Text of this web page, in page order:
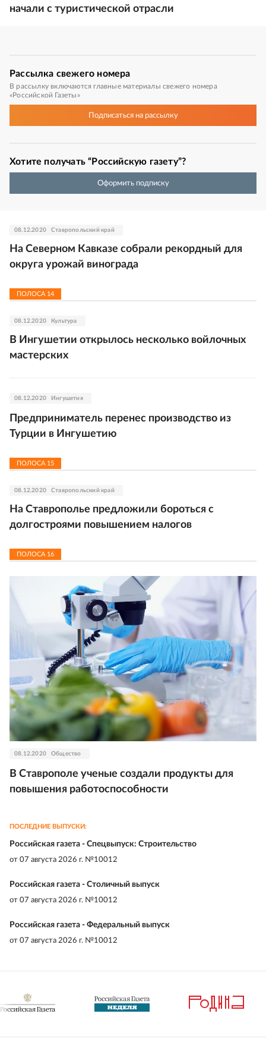
начали с туристической отрасли
Рассылка свежего номера
В рассылку включаются главные материалы свежего номера
«Российской Газеты»
Подписатьсяна рассылку
Хотите получать “Российскую газету”?
Оформить подписку
08.12.2020 Ставропольский край
На Северном Кавказе собрали рекордный для
округа урожай винограда
ПОЛОСА 14
08.12.2020 Культура
В Ингушетии открылось несколько войлочных
мастерских
08.12.2020 Ингушетия
Предприниматель перенес производство из
Турции в Ингушетию
ПОЛОСА 15
08.12.2020 Ставропольский край
На Ставрополье предложили бороться с
долгостроями повышением налогов
ПОЛОСА 16
08.12.2020 Общество
В Ставрополе ученые создали продукты для
повышения работоспособности
ПОСЛЕДНИЕ ВЫПУСКИ:
Российская газета - Спецвыпуск: Строительство
от 07 августа 2026 г. №10012
Российская газета - Столичный выпуск
от 07 августа 2026 г. №10012
Российская газета - Федеральный выпуск
от 07 августа 2026 г. №10012